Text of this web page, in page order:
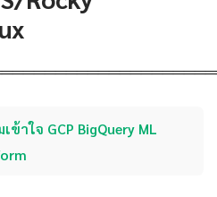
ข้าใจ GCP BigQuery ML